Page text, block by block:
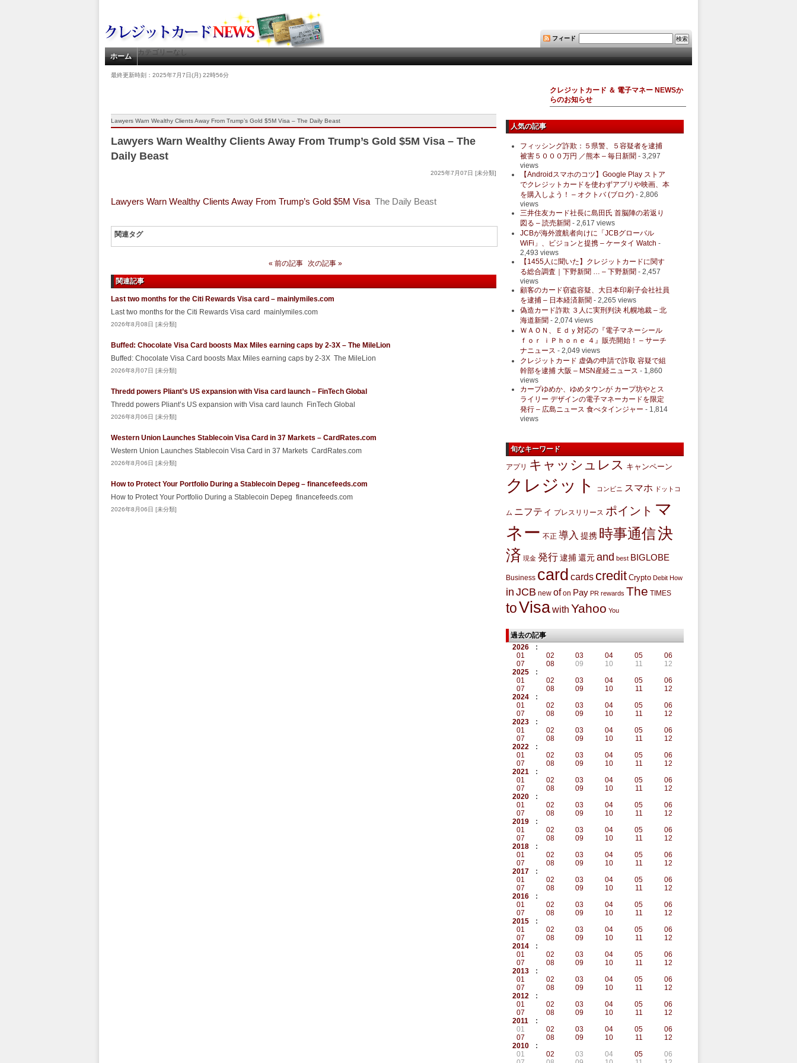
フィード
ホーム カテゴリーなし
最終更新時刻：2025年7月7日(月) 22時56分
クレジットカード ＆ 電子マネー NEWSか
らのお知らせ
Lawyers Warn Wealthy Clients Away From Trump’s Gold $5M Visa – The Daily Beast
Lawyers Warn Wealthy Clients Away From Trump’s Gold $5M Visa – The
Daily Beast
2025年7月07日 [未分類]
Lawyers Warn Wealthy Clients Away From Trump’s Gold $5M Visa The Daily Beast
関連タグ
« 前の記事 次の記事 »
関連記事
Last two months for the Citi Rewards Visa card – mainlymiles.com
Last two months for the Citi Rewards Visa card mainlymiles.com
2026年8月08日 [未分類]
Buffed: Chocolate Visa Card boosts Max Miles earning caps by 2-3X – The MileLion
Buffed: Chocolate Visa Card boosts Max Miles earning caps by 2-3X The MileLion
2026年8月07日 [未分類]
Thredd powers Pliant’s US expansion with Visa card launch – FinTech Global
Thredd powers Pliant’s US expansion with Visa card launch FinTech Global
2026年8月06日 [未分類]
Western Union Launches Stablecoin Visa Card in 37 Markets – CardRates.com
Western Union Launches Stablecoin Visa Card in 37 Markets CardRates.com
2026年8月06日 [未分類]
How to Protect Your Portfolio During a Stablecoin Depeg – financefeeds.com
How to Protect Your Portfolio During a Stablecoin Depeg financefeeds.com
2026年8月06日 [未分類]
人気の記事
フィッシング詐欺：５県警、５容疑者を逮捕
被害５０００万円 ／熊本 – 毎日新聞 - 3,297
views
【Androidスマホのコツ】Google Play ストア
でクレジットカードを使わずアプリや映画、本
を購入しよう！ – オクトバ (ブログ) - 2,806
views
三井住友カード社長に島田氏 首脳陣の若返り
図る – 読売新聞 - 2,617 views
JCBが海外渡航者向けに「JCBグローバル
WiFi」、ビジョンと提携 – ケータイ Watch -
2,493 views
【1455人に聞いた】クレジットカードに関す
る総合調査｜下野新聞 … – 下野新聞 - 2,457
views
顧客のカード窃盗容疑、大日本印刷子会社社員
を逮捕 – 日本経済新聞 - 2,265 views
偽造カード詐欺 ３人に実刑判決 札幌地裁 – 北
海道新聞 - 2,074 views
ＷＡＯＮ、Ｅｄｙ対応の『電子マネーシール
ｆｏｒ ｉＰｈｏｎｅ ４』販売開始！ – サーチ
ナニュース - 2,049 views
クレジットカード 虚偽の申請で詐取 容疑で組
幹部を逮捕 大阪 – MSN産経ニュース - 1,860
views
カープゆめか、ゆめタウンが カープ坊やとス
ライリー デザインの電子マネーカードを限定
発行 – 広島ニュース 食べタインジャー - 1,814
views
旬なキーワード
アプリ キャッシュレス キャンペーン
クレジット コンビニ スマホ ドットコ
ム ニフティ プレスリリース ポイント マ
ネー 不正 導入 提携 時事通信決
済 現金 発行 逮捕 還元and best BIGLOBE
Business card cards credit Crypto Debit How
in JCB new of on Pay PR rewards The TIMES
toVisawith Yahoo You
過去の記事
2026
:
01
02 03 04 05
06
07
08 09 10 11
12
2025
:
01
02 03 04 05
06
07
08 09 10 11
12
2024
:
01
02 03 04 05
06
07
08 09 10 11
12
2023
:
01
02 03 04 05
06
07
08 09 10 11
12
2022
:
01
02 03 04 05
06
07
08 09 10 11
12
2021
:
01
02 03 04 05
06
07
08 09 10 11
12
2020
:
01
02 03 04 05
06
07
08 09 10 11
12
2019
:
01
02 03 04 05
06
07
08 09 10 11
12
2018
:
01
02 03 04 05
06
07
08 09 10 11
12
2017
:
01
02 03 04 05
06
07
08 09 10 11
12
2016
:
01
02 03 04 05
06
07
08 09 10 11
12
2015
:
01
02 03 04 05
06
07
08 09 10 11
12
2014
:
01
02 03 04 05
06
07
08 09 10 11
12
2013
:
01
02 03 04 05
06
07
08 09 10 11
12
2012
:
01
02 03 04 05
06
07
08 09 10 11
12
2011
:
01
02 03 04 05
06
07
08 09 10 11
12
2010
:
01
02 03 04 05
06